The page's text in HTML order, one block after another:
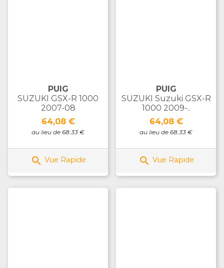
PUIG
SUZUKI GSX-R 1000
2007-08
Prix
64,08 €
au lieu de 68.33 €
 Vue Rapide
PUIG
SUZUKI Suzuki GSX-R
1000 2009-..
Prix
64,08 €
au lieu de 68.33 €
 Vue Rapide